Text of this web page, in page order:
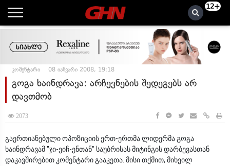
12+
კომენტარი 08 იანვარი 2008, 19:18
გოგა ხაინდრავა: არჩევნების შედეგებს არ
დავთმობ
2073
გაერთიანებული ოპოზიციის ერთ-ერთმა ლიდერმა გოგა
ხაინდრავამ "ჯი-ეიჩ-ენთან" საუბრისას მიტინგის დარბევასთან
დაკავშირებით კომენტარი გააკეთა. მისი თქმით, მიხეილ